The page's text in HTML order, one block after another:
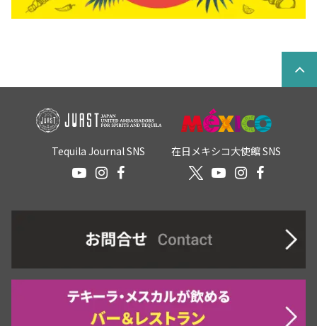
Tequila Journal SNS 在日メキシコ大使館 SNS